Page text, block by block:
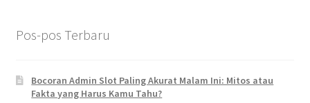
Pos-pos Terbaru
Bocoran Admin Slot Paling Akurat Malam Ini: Mitos atau
Fakta yang Harus Kamu Tahu?